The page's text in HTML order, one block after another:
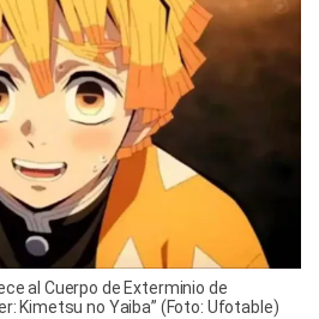
al Cuerpo de Exterminio de
Kimetsu no Yaiba” (Foto: Ufotable)